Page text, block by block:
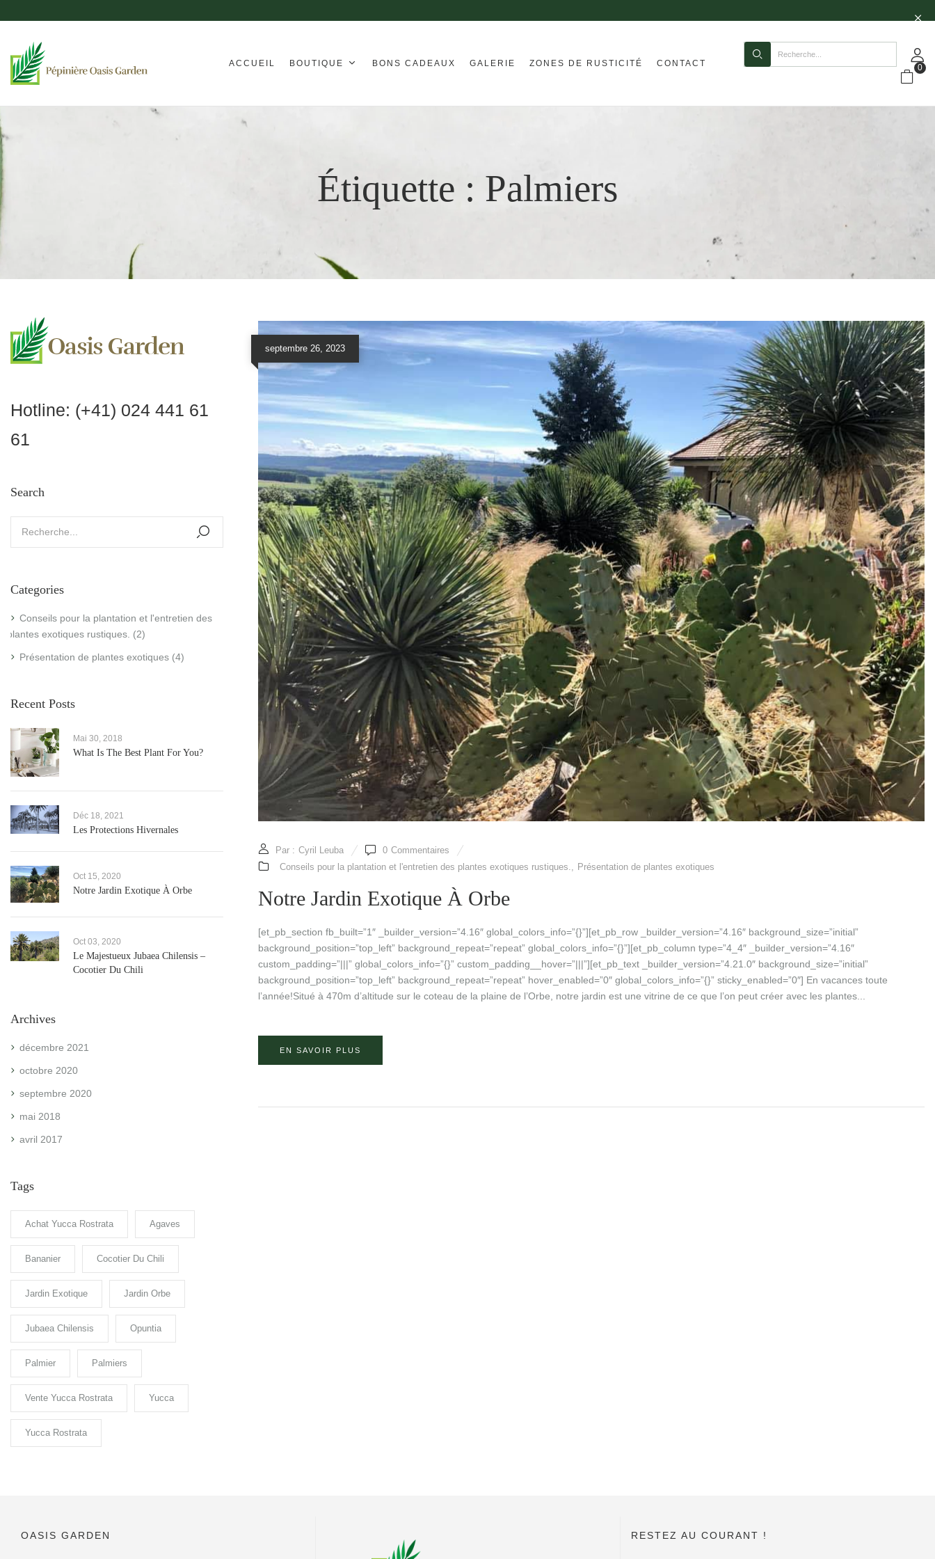
ACCUEIL BOUTIQUE BONS CADEAUX GALERIE ZONES DE RUSTICITÉ CONTACT 0
Étiquette : Palmiers
Hotline: (+41) 024 441 61
61
Search
Categories
Conseils pour la plantation et l'entretien des
plantes exotiques rustiques. (2)
Présentation de plantes exotiques (4)
Recent Posts
Mai 30, 2018
What Is The Best Plant For You?
Déc 18, 2021
Les Protections Hivernales
Oct 15, 2020
Notre Jardin Exotique À Orbe
Oct 03, 2020
Le Majestueux Jubaea Chilensis –
Cocotier Du Chili
Archives
décembre 2021
octobre 2020
septembre 2020
mai 2018
avril 2017
Tags
Achat Yucca Rostrata Agaves
Bananier Cocotier Du Chili
Jardin Exotique Jardin Orbe
Jubaea Chilensis Opuntia
Palmier Palmiers
Vente Yucca Rostrata Yucca
Yucca Rostrata
septembre 26, 2023
Par : Cyril Leuba 0 Commentaires
Conseils pour la plantation et l'entretien des plantes exotiques rustiques.
Présentation de plantes exotiques
Notre Jardin Exotique À Orbe
[et_pb_section fb_built=”1″ _builder_version=”4.16″ global_colors_info=”{}”][et_pb_row _builder_version=”4.16″ background_size=”initial”
background_position=”top_left” background_repeat=”repeat” global_colors_info=”{}”][et_pb_column type=”4_4″ _builder_version=”4.16″
custom_padding=”|||” global_colors_info=”{}” custom_padding__hover=”|||”][et_pb_text _builder_version=”4.21.0″ background_size=”initial”
background_position=”top_left” background_repeat=”repeat” hover_enabled=”0″ global_colors_info=”{}” sticky_enabled=”0″] En vacances toute
l’année!Situé à 470m d’altitude sur le coteau de la plaine de l’Orbe, notre jardin est une vitrine de ce que l’on peut créer avec les plantes...
EN SAVOIR PLUS
OASIS GARDEN RESTEZ AU COURANT !